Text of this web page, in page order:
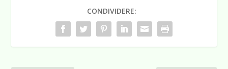
CONDIVIDERE: